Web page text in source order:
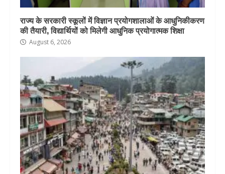
राज्य के सरकारी स्कूलों में विज्ञान प्रयोगशालाओं के आधुनिकीकरण
की तैयारी, विद्यार्थियों को मिलेगी आधुनिक प्रयोगात्मक शिक्षा
August 6, 2026